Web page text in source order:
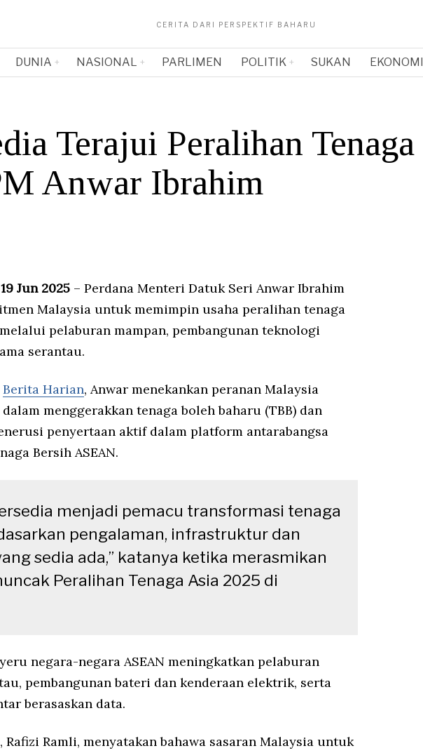
CERITA DARI PERSPEKTIF BAHARU
DUNIA NASIONAL PARLIMEN POLITIK SUKAN EKONOMI
Terajui Peralihan Tenaga
Anwar Ibrahim
Jun 2025 – Perdana Menteri Datuk Seri Anwar Ibrahim
Malaysia untuk memimpin usaha peralihan tenaga
pelaburan mampan, pembangunan teknologi
serantau.
Berita Harian, Anwar menekankan peranan Malaysia
menggerakkan tenaga boleh baharu (TBB) dan
penyertaan aktif dalam platform antarabangsa
Bersih ASEAN.
menjadi pemacu transformasi tenaga
pengalaman, infrastruktur dan
sedia ada,” katanya ketika merasmikan
Peralihan Tenaga Asia 2025 di
negara-negara ASEAN meningkatkan pelaburan
pembangunan bateri dan kenderaan elektrik, serta
berasaskan data.
Ramli, menyatakan bahawa sasaran Malaysia untuk